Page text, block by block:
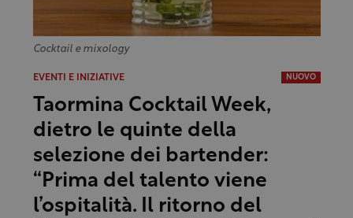
Cocktail e mixology
EVENTI E INIZIATIVE NUOVO
Taormina Cocktail Week,
dietro le quinte della
selezione dei bartender:
“Prima del talento viene
l’ospitalità. Il ritorno del